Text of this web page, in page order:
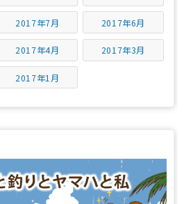
2017年7月 2017年6月
2017年4月 2017年3月
2017年1月